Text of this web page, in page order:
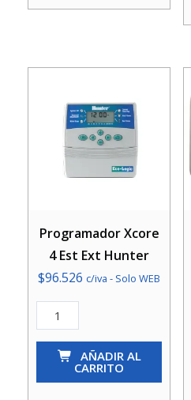
Programador Xcore
4 Est Ext Hunter
$96.526 c/iva - Solo WEB
Programador
Xcore
AÑADIR AL
CARRITO